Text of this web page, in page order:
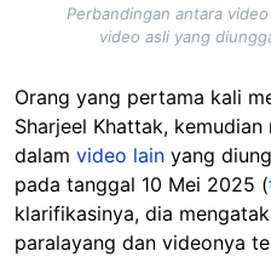
Perbandingan antara
video asli yang
Orang yang pertama kali
Sharjeel Khattak,
dalam video lain yang
pada tanggal 10 Mei 2025 (
klarifikasinya, dia
paralayang dan videonya